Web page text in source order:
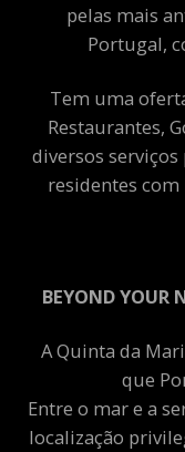
pelas mais
Portugal,
Tem uma
Restaurantes,
diversos
residentes
BEYOND YOUR
A Quinta da
que
Entre o mar e a
localização